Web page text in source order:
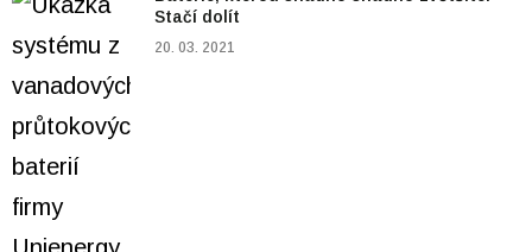
Stačí dolít
20. 03. 2021